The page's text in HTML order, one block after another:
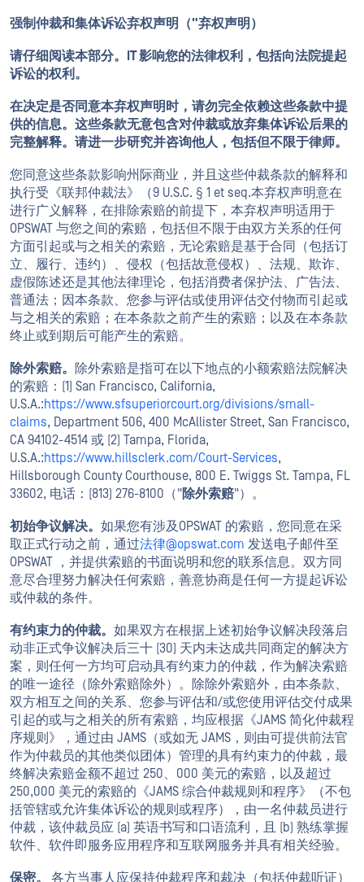
强制仲裁和集体诉讼弃权声明（"弃权声明）
请仔细阅读本部分。IT 影响您的法律权利，包括向法院提起
诉讼的权利。
在决定是否同意本弃权声明时，请勿完全依赖这些条款中提
供的信息。这些条款无意包含对仲裁或放弃集体诉讼后果的
完整解释。请进一步研究并咨询他人，包括但不限于律师。
您同意这些条款影响州际商业，并且这些仲裁条款的解释和
执行受《联邦仲裁法》（9 U.S.C. § 1 et seq.本弃权声明意在
进行广义解释，在排除索赔的前提下，本弃权声明适用于
OPSWAT 与您之间的索赔，包括但不限于由双方关系的任何
方面引起或与之相关的索赔，无论索赔是基于合同（包括订
立、履行、违约）、侵权（包括故意侵权）、法规、欺诈、
虚假陈述还是其他法律理论，包括消费者保护法、广告法、
普通法；因本条款、您参与评估或使用评估交付物而引起或
与之相关的索赔；在本条款之前产生的索赔；以及在本条款
终止或到期后可能产生的索赔。
除外索赔。
除外索赔是指可在以下地点的小额索赔法院解决
的索赔：(1) San Francisco, California,
U.S.A.:https://www.sfsuperiorcourt.org/divisions/small-
claims, Department 506, 400 McAllister Street, San Francisco,
CA 94102-4514 或 (2) Tampa, Florida,
U.S.A.:https://www.hillsclerk.com/Court-Services,
Hillsborough County Courthouse, 800 E. Twiggs St. Tampa, FL
33602, 电话：(813) 276-8100（"除外索赔"）。
初始争议解决。 如果您有涉及OPSWAT 的索赔，您同意在采
取正式行动之前，通过法律@opswat.com 发送电子邮件至
OPSWAT ，并提供索赔的书面说明和您的联系信息。双方同
意尽合理努力解决任何索赔，善意协商是任何一方提起诉讼
或仲裁的条件。
有约束力的仲裁。 如果双方在根据上述初始争议解决段落启
动非正式争议解决后三十 (30) 天内未达成共同商定的解决方
案，则任何一方均可启动具有约束力的仲裁，作为解决索赔
的唯一途径（除外索赔除外）。除除外索赔外，由本条款、
双方相互之间的关系、您参与评估和/或您使用评估交付成果
引起的或与之相关的所有索赔，均应根据《JAMS 简化仲裁程
序规则》，通过由 JAMS（或如无 JAMS，则由可提供前法官
作为仲裁员的其他类似团体）管理的具有约束力的仲裁，最
终解决索赔金额不超过 250、000 美元的索赔，以及超过
250,000 美元的索赔的《JAMS 综合仲裁规则和程序》（不包
括管辖或允许集体诉讼的规则或程序），由一名仲裁员进行
仲裁，该仲裁员应 (a) 英语书写和口语流利，且 (b) 熟练掌握
软件、软件即服务应用程序和互联网服务并具有相关经验。
保密。 各方当事人应保持仲裁程序和裁决（包括仲裁听证）